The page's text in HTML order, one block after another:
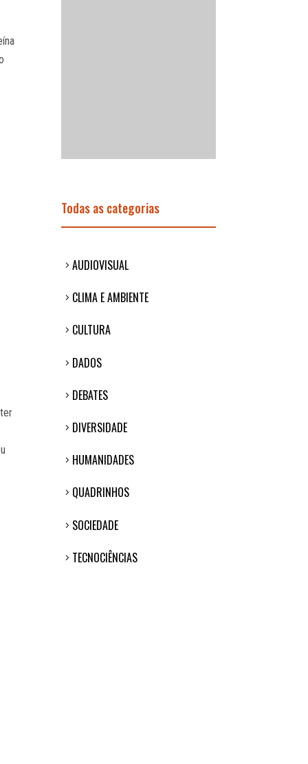
Todas as categorias
AUDIOVISUAL
CLIMA E AMBIENTE
CULTURA
DADOS
DEBATES
DIVERSIDADE
HUMANIDADES
QUADRINHOS
SOCIEDADE
TECNOCIÊNCIAS